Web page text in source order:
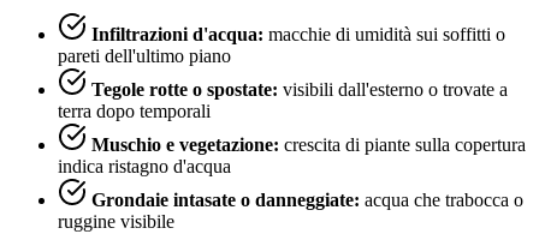
Infiltrazioni d'acqua: macchie di umidità sui soffitti o
pareti dell'ultimo piano
Tegole rotte o spostate: visibili dall'esterno o trovate a
terra dopo temporali
Muschio e vegetazione: crescita di piante sulla copertura
indica ristagno d'acqua
Grondaie intasate o danneggiate: acqua che trabocca o
ruggine visibile